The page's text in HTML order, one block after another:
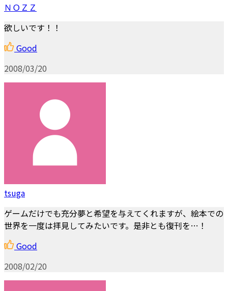
ＮＯＺＺ
欲しいです！！
Good
2008/03/20
tsuga
ゲームだけでも充分夢と希望を与えてくれますが、絵本での
世界を一度は拝見してみたいです。是非とも復刊を…！
Good
2008/02/20